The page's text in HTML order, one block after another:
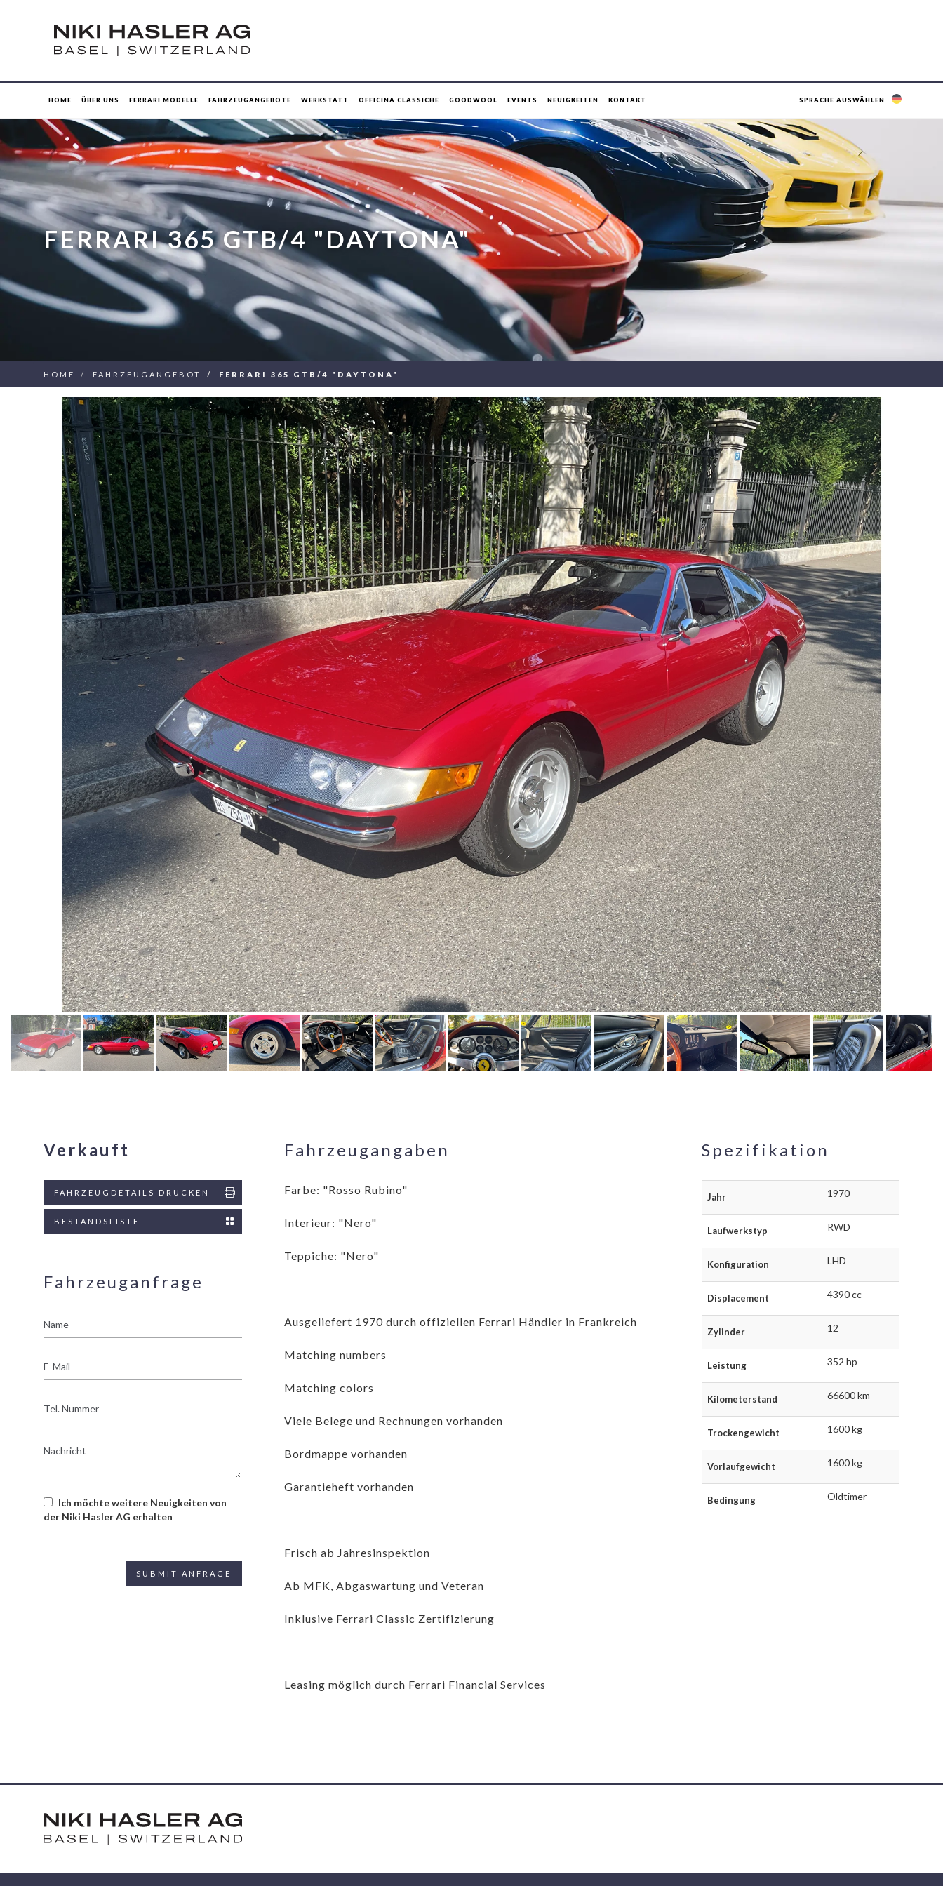
HOME ÜBER UNS FERRARI MODELLE FAHRZEUGANGEBOTE WERKSTATT OFFICINA CLASSICHE GOODWOOL EVENTS NEUIGKEITEN KONTAKT SPRACHE AUSWÄHLEN
FERRARI 365 GTB/4 "DAYTONA"
HOME FAHRZEUGANGEBOT FERRARI 365 GTB/4 "DAYTONA"
Verkauft
FAHRZEUGDETAILS DRUCKEN
BESTANDSLISTE
Fahrzeuganfrage
Mail
Nummer
Ich möchte weitere Neuigkeiten von
der Niki Hasler AG erhalten
Fahrzeugangaben
Farbe: "Rosso Rubino"
Interieur: "Nero"
Teppiche: "Nero"
Ausgeliefert 1970 durch offiziellen Ferrari Händler in Frankreich
Matching numbers
Matching colors
Viele Belege und Rechnungen vorhanden
Bordmappe vorhanden
Garantieheft vorhanden
Frisch ab Jahresinspektion
Ab MFK, Abgaswartung und Veteran
Inklusive Ferrari Classic Zertifizierung
Leasing möglich durch Ferrari Financial Services
Spezifikation
Jahr 1970
Laufwerkstyp RWD
Konfiguration LHD
Displacement 4390 cc
Zylinder 12
Leistung 352 hp
Kilometerstand 66600 km
Trockengewicht 1600 kg
Vorlaufgewicht 1600 kg
Bedingung Oldtimer